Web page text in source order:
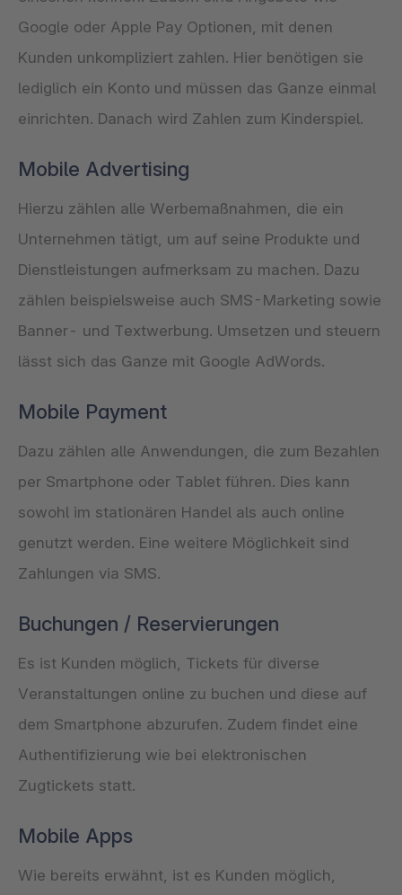
Google oder Apple Pay Optionen, mit denen
Kunden unkompliziert zahlen. Hier benötigen sie
lediglich ein Konto und müssen das Ganze einmal
einrichten. Danach wird Zahlen zum Kinderspiel.
Mobile Advertising
Hierzu zählen alle Werbemaßnahmen, die ein
Unternehmen tätigt, um auf seine Produkte und
Dienstleistungen aufmerksam zu machen. Dazu
zählen beispielsweise auch SMS-Marketing sowie
Banner- und Textwerbung. Umsetzen und steuern
lässt sich das Ganze mit Google AdWords.
Mobile Payment
Dazu zählen alle Anwendungen, die zum Bezahlen
per Smartphone oder Tablet führen. Dies kann
sowohl im stationären Handel als auch online
genutzt werden. Eine weitere Möglichkeit sind
Zahlungen via SMS.
Buchungen / Reservierungen
Es ist Kunden möglich, Tickets für diverse
Veranstaltungen online zu buchen und diese auf
dem Smartphone abzurufen. Zudem findet eine
Authentifizierung wie bei elektronischen
Zugtickets statt.
Mobile Apps
Wie bereits erwähnt, ist es Kunden möglich,